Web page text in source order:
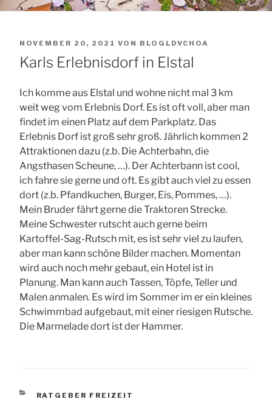
VERÖFFENTLICHT
AM
NOVEMBER 20, 2021 VON BLOGLDVCHOA
Karls Erlebnisdorf in Elstal
Ich komme aus Elstal und wohne nicht mal 3 km
weit weg vom Erlebnis Dorf. Es ist oft voll, aber man
findet im einen Platz auf dem Parkplatz. Das
Erlebnis Dorf ist groß sehr groß. Jährlich kommen 2
Attraktionen dazu (z.b. Die Achterbahn, die
Angsthasen Scheune, …). Der Achterbann ist cool,
ich fahre sie gerne und oft. Es gibt auch viel zu essen
dort (z.b. Pfandkuchen, Burger, Eis, Pommes, …).
Mein Bruder fährt gerne die Traktoren Strecke.
Meine Schwester rutscht auch gerne beim
Kartoffel-Sag-Rutsch mit, es ist sehr viel zu laufen,
aber man kann schöne Bilder machen. Momentan
wird auch noch mehr gebaut, ein Hotel ist in
Planung. Man kann auch Tassen, Töpfe, Teller und
Malen anmalen. Es wird im Sommer im er ein kleines
Schwimmbad aufgebaut, mit einer riesigen Rutsche.
Die Marmelade dort ist der Hammer.
KATEGORIEN
RATGEBER FREIZEIT